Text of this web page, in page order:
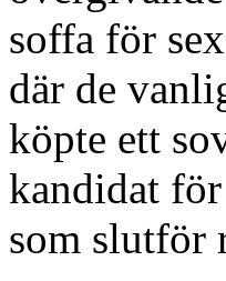
soffa för
där de
köpte ett
kandidat
som slutför